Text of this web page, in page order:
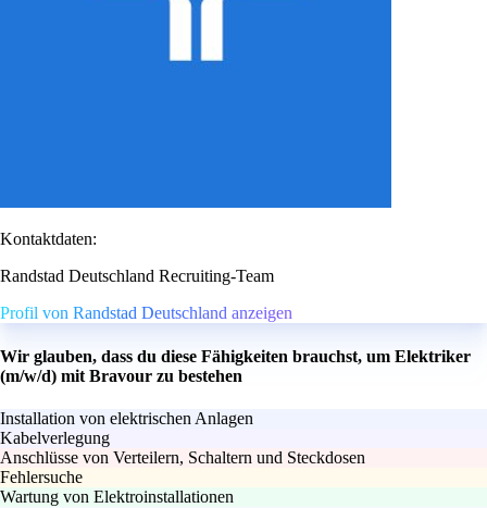
Kontaktdaten:
Randstad Deutschland Recruiting-Team
Profil von Randstad Deutschland anzeigen
Wir glauben, dass du diese Fähigkeiten brauchst, um Elektriker
(m/w/d) mit Bravour zu bestehen
Installation von elektrischen Anlagen
Kabelverlegung
Anschlüsse von Verteilern, Schaltern und Steckdosen
Fehlersuche
Wartung von Elektroinstallationen